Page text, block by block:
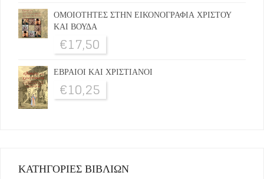
ΟΜΟΙΟΤΗΤΕΣ ΣΤΗΝ ΕΙΚΟΝΟΓΡΑΦΙΑ ΧΡΙΣΤΟΥ
ΚΑΙ ΒΟΥΔΑ
€17,50
ΕΒΡΑΙΟΙ ΚΑΙ ΧΡΙΣΤΙΑΝΟΙ
€10,25
ΚΑΤΗΓΟΡΙΕΣ ΒΙΒΛΙΩΝ